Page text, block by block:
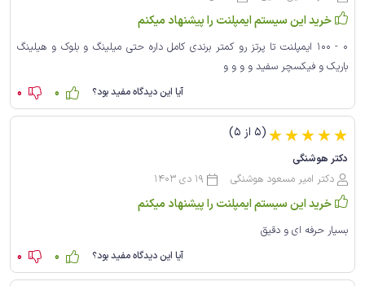
خرید این سیستم ایمپلنت را پیشنهاد میکنم
0 - 100 ایمپلنت تا پرتز رو کمتر برندی کامل داره حتی میلینگ و بلوک و هیلینگ
باریک و فیکسچر سفید و و و و
آیا این دیدگاه مفید بود؟ 0
0
(5 از 5)☆☆☆☆☆
دکتر هوشنگی
دکتر امیر مسعود هوشنگی
19 دی 1403
خرید این سیستم ایمپلنت را پیشنهاد میکنم
بسیار حرفه ای و دقیق
آیا این دیدگاه مفید بود؟ 0
0